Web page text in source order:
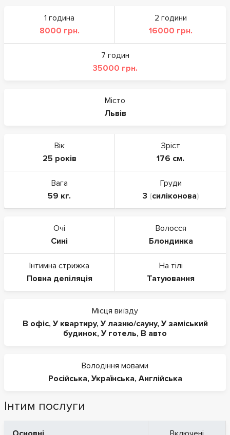
1 година
8000 грн.
2 години
16000 грн.
7 годин
35000 грн.
Місто
Львів
Вік
25 років
Зріст
176 см.
Вага
59 кг.
Груди
3 (силіконова)
Очі
Сині
Волосся
Блондинка
Інтимна стрижка
Повна депіляція
На тілі
Татуювання
Місця виїзду
В офіс, У квартиру, У лазню/сауну, У заміський
будинок, У готель, В авто
Володіння мовами
Російська, Українська, Англійська
Інтим послуги